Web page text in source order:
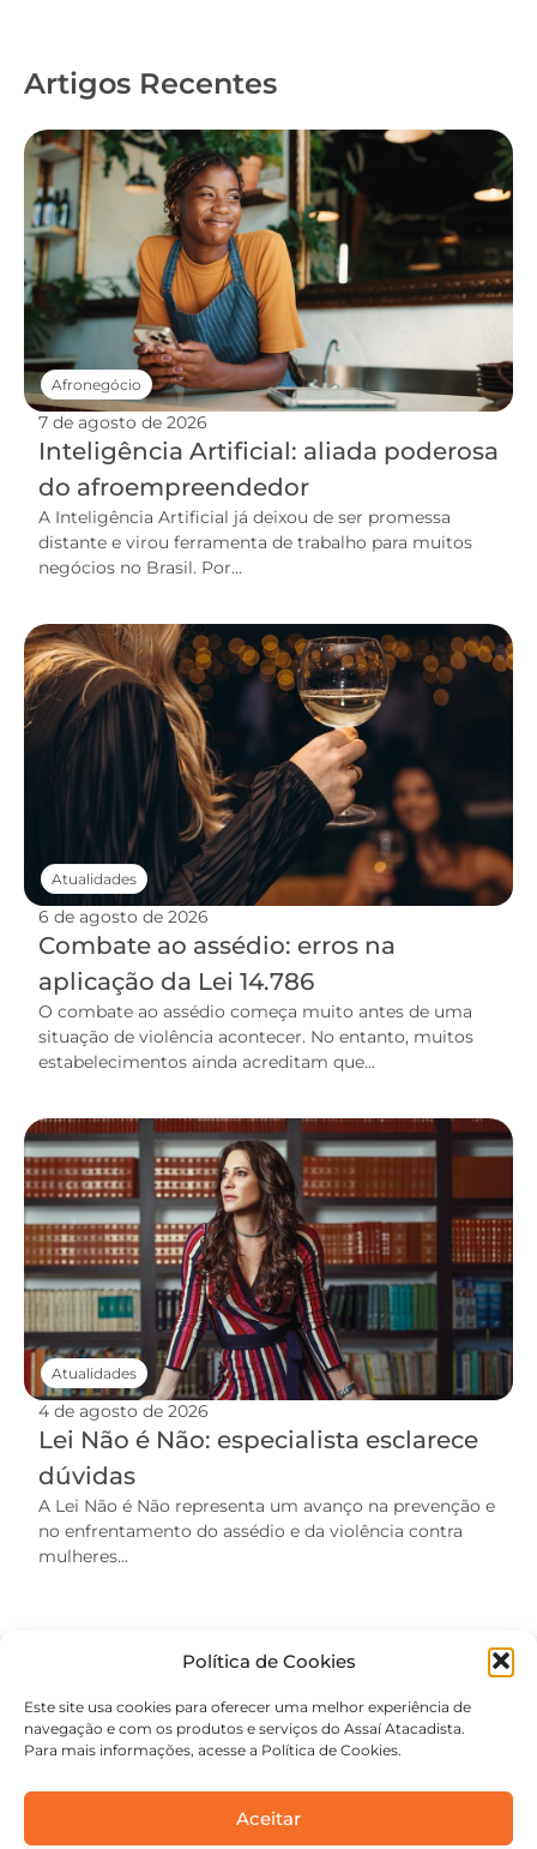
Política de Cookies
Este site usa cookies para oferecer uma melhor experiência de
navegação e com os produtos e serviços do Assaí Atacadista.
Para mais informações, acesse a Política de Cookies.
Aceitar
Artigos Recentes
7 de agosto de 2026
Inteligência Artificial: aliada poderosa
do afroempreendedor
A Inteligência Artificial já deixou de ser promessa
distante e virou ferramenta de trabalho para muitos
negócios no Brasil. Por...
Afronegócio
6 de agosto de 2026
Combate ao assédio: erros na
aplicação da Lei 14.786
O combate ao assédio começa muito antes de uma
situação de violência acontecer. No entanto, muitos
estabelecimentos ainda acreditam que...
Atualidades
4 de agosto de 2026
Lei Não é Não: especialista esclarece
dúvidas
A Lei Não é Não representa um avanço na prevenção e
no enfrentamento do assédio e da violência contra
mulheres...
Atualidades